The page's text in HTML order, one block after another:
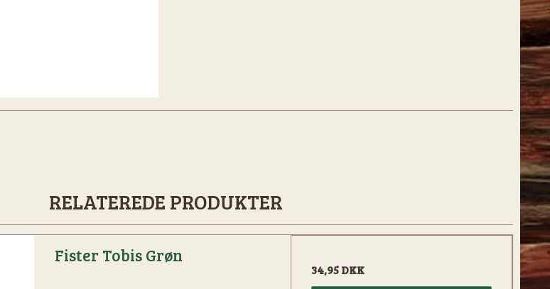
RELATEREDE PRODUKTER
Fister Tobis Grøn
34,95 DKK